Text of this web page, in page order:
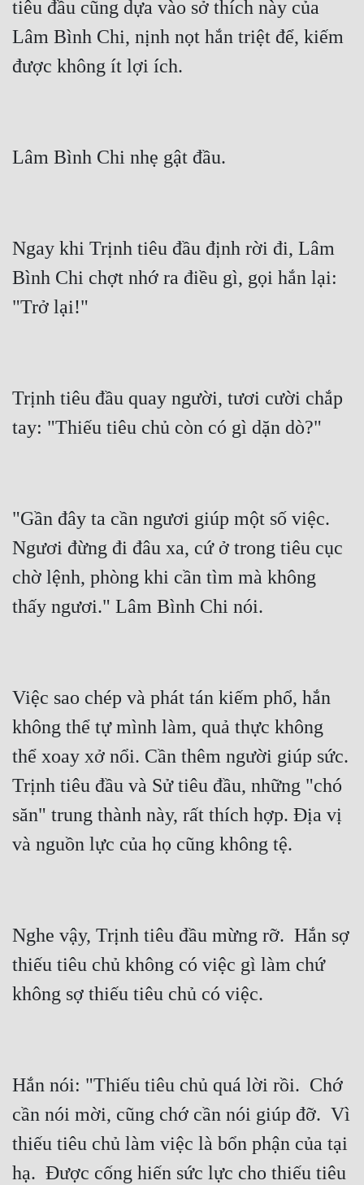
tiêu đầu cũng dựa vào sở thích này của
Lâm Bình Chi, nịnh nọt hắn triệt để, kiếm
Ngay khi Trịnh tiêu đầu định rời đi, Lâm
Bình Chi chợt nhớ ra điều gì, gọi hắn lại:
Trịnh tiêu đầu quay người, tươi cười chắp
"Gần đây ta cần ngươi giúp một số việc.
Ngươi đừng đi đâu xa, cứ ở trong tiêu cục
chờ lệnh, phòng khi cần tìm mà không
Việc sao chép và phát tán kiếm phổ, hắn
không thể tự mình làm, quả thực không
thể xoay xở nổi. Cần thêm người giúp sức.
Trịnh tiêu đầu và Sử tiêu đầu, những "chó
săn" trung thành này, rất thích hợp. Địa vị
Nghe vậy, Trịnh tiêu đầu mừng rỡ.  Hắn sợ
thiếu tiêu chủ không có việc gì làm chứ
Hắn nói: "Thiếu tiêu chủ quá lời rồi.  Chớ
cần nói mời, cũng chớ cần nói giúp đỡ.  Vì
thiếu tiêu chủ làm việc là bổn phận của tại
hạ.  Được cống hiến sức lực cho thiếu tiêu